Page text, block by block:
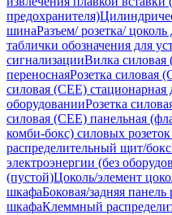
предохранителя)
шинаРазъем/ розетка/ цоколь
таблички обозначения для
сигнализацииВилка силовая
переноснаяРозетка силовая
силовая (CEE)
оборудованииРозетка
силовая (CEE) панельная
комби-бокс) силовых
распределительный щит/бокс
электроэнергии (без
(пустой)Цоколь/элемент
шкафаБоковая/задняя панель
шкафаКлеммный